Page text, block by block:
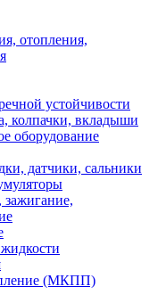
отопления,
устойчивости
колпачки, вкладыши
оборудование
датчики, сальники
зажигание,
(МКПП)